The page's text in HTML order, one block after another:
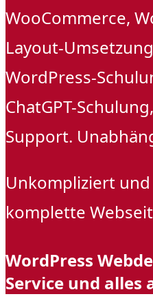
WooCommerce,
Layout-
WordPress-
ChatGPT-
Support.
Unkompliziert
komplette
WordPress
Service und alles